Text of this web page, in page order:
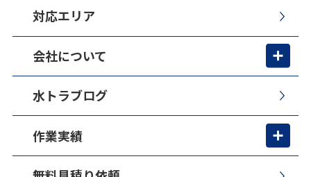
対応エリア
会社について
水トラブログ
作業実績